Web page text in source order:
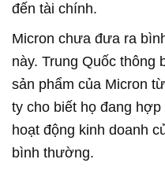
đến tài chính.
Micron chưa đưa ra
này. Trung Quốc thông
sản phẩm của Micron
ty cho biết họ đang
hoạt động kinh doanh
bình thường.